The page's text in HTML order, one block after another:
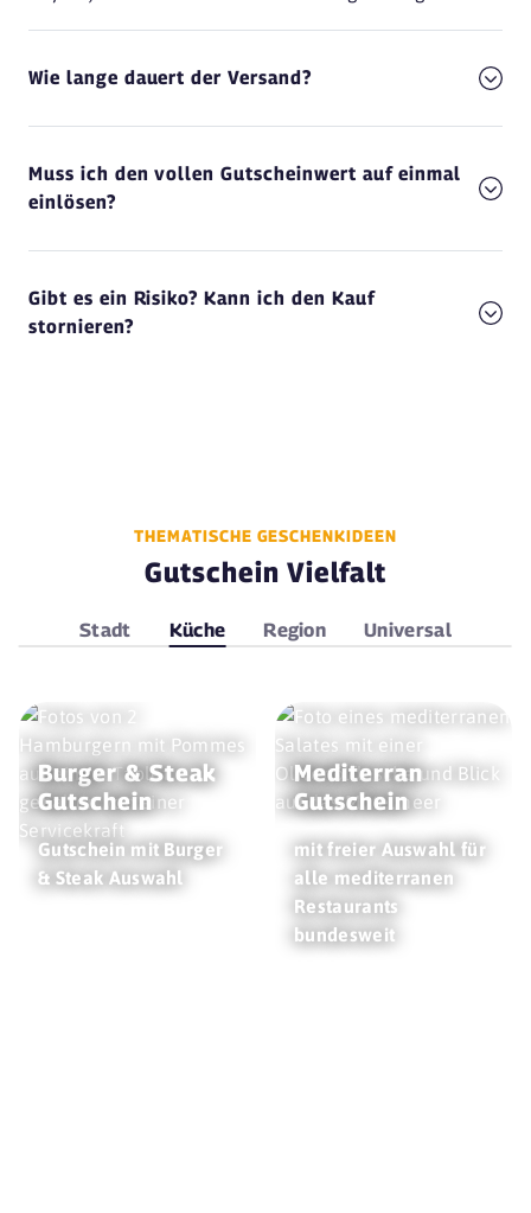
Wie lange dauert der Versand?
Muss ich den vollen Gutscheinwert auf einmal
einlösen?
Gibt es ein Risiko? Kann ich den Kauf
stornieren?
THEMATISCHE GESCHENKIDEEN
Gutschein Vielfalt
Stadt Küche Region Universal
Burger & Steak
Gutschein
Gutschein mit Burger
& Steak Auswahl
Mediterran
Gutschein
mit freier Auswahl für
alle mediterranen
Restaurants
bundesweit